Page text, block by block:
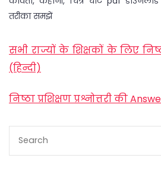
तरीका समझें
सभी राज्यों के शिक्षकों के लिए
(हिन्दी)
निष्ठा प्रशिक्षण प्रश्नोत्तरी की